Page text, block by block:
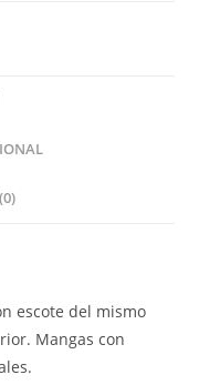
escote del mismo
Mangas con